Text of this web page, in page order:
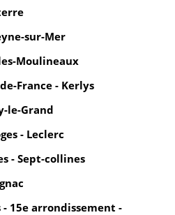
sur-Mer
Moulineaux
France - Kerlys
le-Grand
- Leclerc
- Sept-collines
- 15e arrondissement -